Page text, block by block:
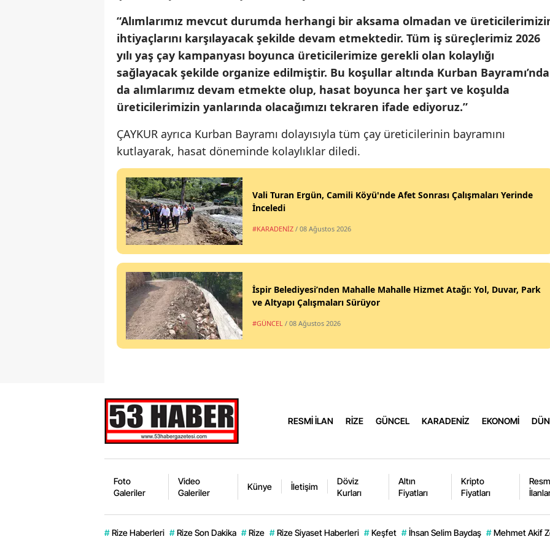
Niğde
Sinop
Tokat
“Alımlarımız mevcut durumda herhangi bir aksama olmadan ve
ihtiyaçlarını karşılayacak şekilde devam etmektedir. Tüm iş süreçlerimiz 2026
yılı yaş çay kampanyası boyunca üreticilerimize gerekli olan kolaylığı
sağlayacak şekilde organize edilmiştir. Bu koşullar altında Kurban Bayramı’nda
da alımlarımız devam etmekte olup, hasat boyunca her şart ve koşulda
üreticilerimizin yanlarında olacağımızı tekraren ifade ediyoruz.”
ÇAYKUR ayrıca Kurban Bayramı dolayısıyla tüm çay üreticilerinin bayramını
kutlayarak, hasat döneminde kolaylıklar diledi.
Vali Turan Ergün, Camili Köyü'nde Afet Sonrası Çalışmaları Yerinde
İnceledi
#KARADENİZ / 08 Ağustos 2026
İspir Belediyesi’nden Mahalle Mahalle Hizmet Atağı: Yol, Duvar, Park
ve Altyapı Çalışmaları Sürüyor
#GÜNCEL / 08 Ağustos 2026
RESMİ İLAN RİZE GÜNCEL KARADENİZ EKONOMİ
Foto
Galeriler
Video
Galeriler
Künye İletişim
Döviz
Kurları
Altın
Fiyatları
Kripto
Fiyatları
# Rize Haberleri # Rize Son Dakika # Rize # Rize Siyaset Haberleri # Keşfet # İhsan Selim Baydaş # Mehmet Akif